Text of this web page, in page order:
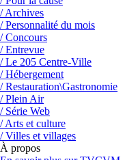
/ Archives
/ Personnalité du mois
/ Concours
/ Entrevue
/ Le 205 Centre-Ville
/ Hébergement
/ Restauration\Gastronomie
/ Plein Air
/ Série Web
/ Arts et culture
/ Villes et villages
À propos